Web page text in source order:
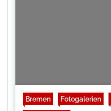
Bremen Fotogalerien